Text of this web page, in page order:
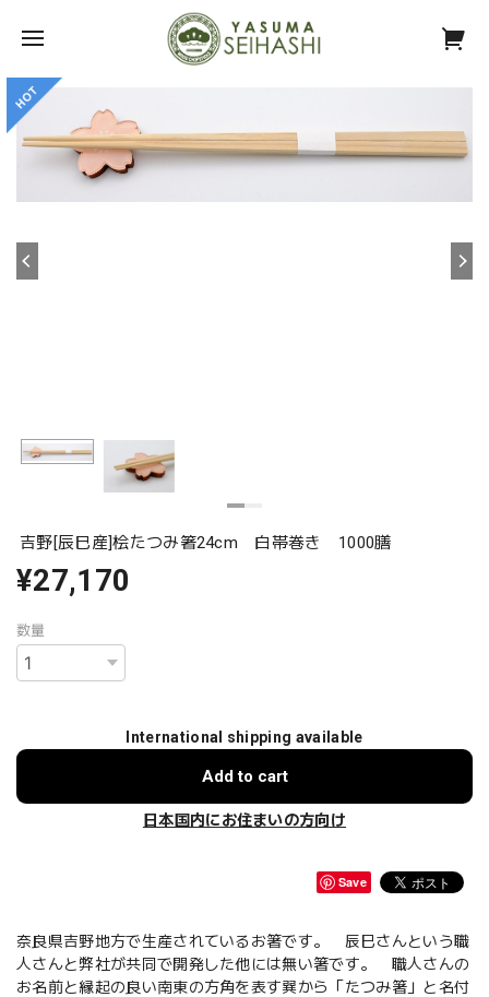
吉野[辰巳産]桧たつみ箸24cm 白帯巻き 1000膳
¥27,170
数量
International shipping available
Add to cart
日本国内にお住まいの方向け
Save
奈良県吉野地方で生産されているお箸です。 辰巳さんという職
人さんと弊社が共同で開発した他には無い箸です。 職人さんの
お名前と縁起の良い南東の方角を表す巽から「たつみ箸」と名付